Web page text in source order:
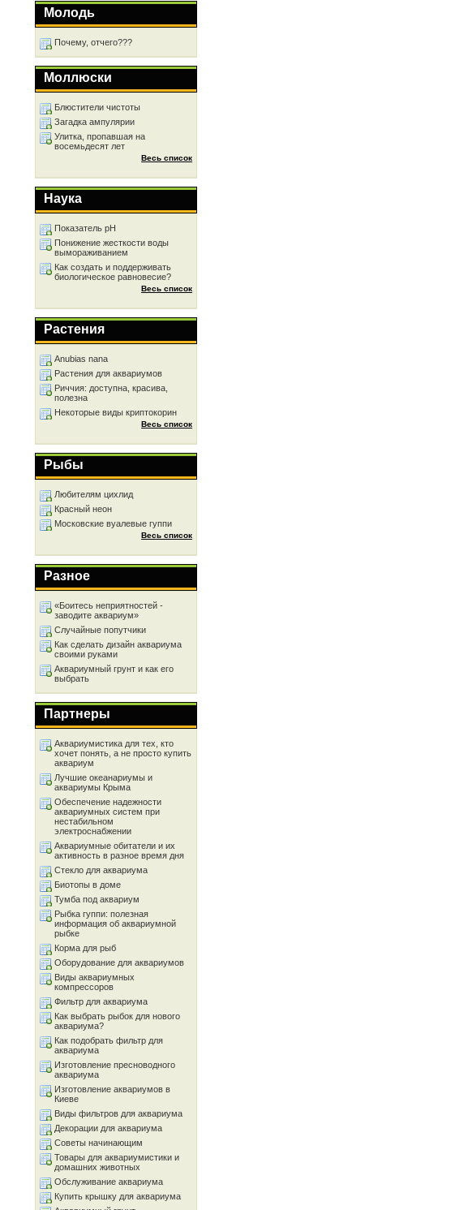
Молодь
Почему, отчего???
Моллюски
Блюстители чистоты
Загадка ампулярии
Улитка, пропавшая на
восемьдесят лет
Весь список
Наука
Показатель рН
Понижение жесткоcти воды
вымораживанием
Как создать и поддерживать
биологическое равновесие?
Весь список
Растения
Anubias nana
Растения для аквариумов
Риччия: доступна, красива,
полезна
Некоторые виды криптокорин
Весь список
Рыбы
Любителям цихлид
Красный неон
Московские вуалевые гуппи
Весь список
Разное
«Боитесь неприятностей -
заводите аквариум»
Случайные попутчики
Как сделать дизайн аквариума
своими руками
Аквариумный грунт и как его
выбрать
Партнеры
Аквариумистика для тех, кто
хочет понять, а не просто купить
аквариум
Лучшие океанариумы и
аквариумы Крыма
Обеспечение надежности
аквариумных систем при
нестабильном
электроснабжении
Аквариумные обитатели и их
активность в разное время дня
Стекло для аквариума
Биотопы в доме
Тумба под аквариум
Рыбка гуппи: полезная
информация об аквариумной
рыбке
Корма для рыб
Оборудование для аквариумов
Виды аквариумных
компрессоров
Фильтр для аквариума
Как выбрать рыбок для нового
аквариума?
Как подобрать фильтр для
аквариума
Изготовление пресноводного
аквариума
Изготовление аквариумов в
Киеве
Виды фильтров для аквариума
Декорации для аквариума
Советы начинающим
Товары для аквариумистики и
домашних животных
Обслуживание аквариума
Купить крышку для аквариума